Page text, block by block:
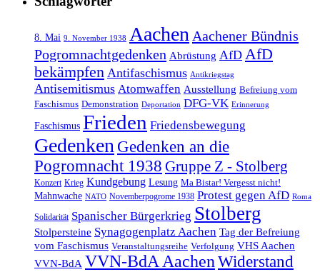
8. Mai 9. November 1938 Aachen Aachener Bündnis
Pogromnachtgedenken Abrüstung AfD AfD
bekämpfen Antifaschismus Antikriegstag
Antisemitismus Atomwaffen Ausstellung Befreiung vom
Faschismus Demonstration Deportation DFG-VK Erinnerung
Faschismus Frieden Friedensbewegung
Gedenken Gedenken an die
Pogromnacht 1938 Gruppe Z - Stolberg
Konzert Krieg Kundgebung Lesung Ma Bistar! Vergesst nicht!
Mahnwache NATO Novemberpogrome 1938 Protest gegen AfD Roma
Solidarität Spanischer Bürgerkrieg Stolberg
Stolpersteine Synagogenplatz Aachen Tag der Befreiung
vom Faschismus Veranstaltungsreihe Verfolgung VHS Aachen
VVN-BdA VVN-BdA AachenWiderstand